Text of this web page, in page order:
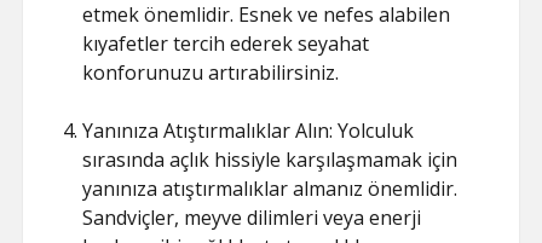
etmek önemlidir. Esnek ve nefes alabilen
kıyafetler tercih ederek seyahat
konforunuzu artırabilirsiniz.
Yanınıza Atıştırmalıklar Alın: Yolculuk
sırasında açlık hissiyle karşılaşmamak için
yanınıza atıştırmalıklar almanız önemlidir.
Sandviçler, meyve dilimleri veya enerji